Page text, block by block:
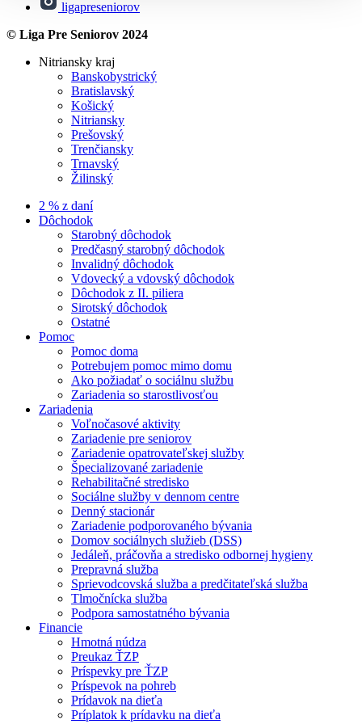
ligapreseniorov
© Liga Pre Seniorov 2024
Nitriansky kraj
Banskobystrický
Bratislavský
Košický
Nitriansky
Prešovský
Trenčiansky
Trnavský
Žilinský
2 % z daní
Dôchodok
Starobný dôchodok
Predčasný starobný dôchodok
Invalidný dôchodok
Vdovecký a vdovský dôchodok
Dôchodok z II. piliera
Sirotský dôchodok
Ostatné
Pomoc
Pomoc doma
Potrebujem pomoc mimo domu
Ako požiadať o sociálnu službu
Zariadenia so starostlivosťou
Zariadenia
Voľnočasové aktivity
Zariadenie pre seniorov
Zariadenie opatrovateľskej služby
Špecializované zariadenie
Rehabilitačné stredisko
Sociálne služby v dennom centre
Denný stacionár
Zariadenie podporovaného bývania
Domov sociálnych služieb (DSS)
Jedáleň, práčovňa a stredisko odbornej hygieny
Prepravná služba
Sprievodcovská služba a predčitateľská služba
Tlmočnícka služba
Podpora samostatného bývania
Financie
Hmotná núdza
Preukaz ŤZP
Príspevky pre ŤZP
Príspevok na pohreb
Prídavok na dieťa
Príplatok k prídavku na dieťa